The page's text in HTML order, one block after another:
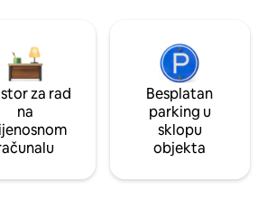
za rad
na
Besplatan
parking u
sklopu
objekta